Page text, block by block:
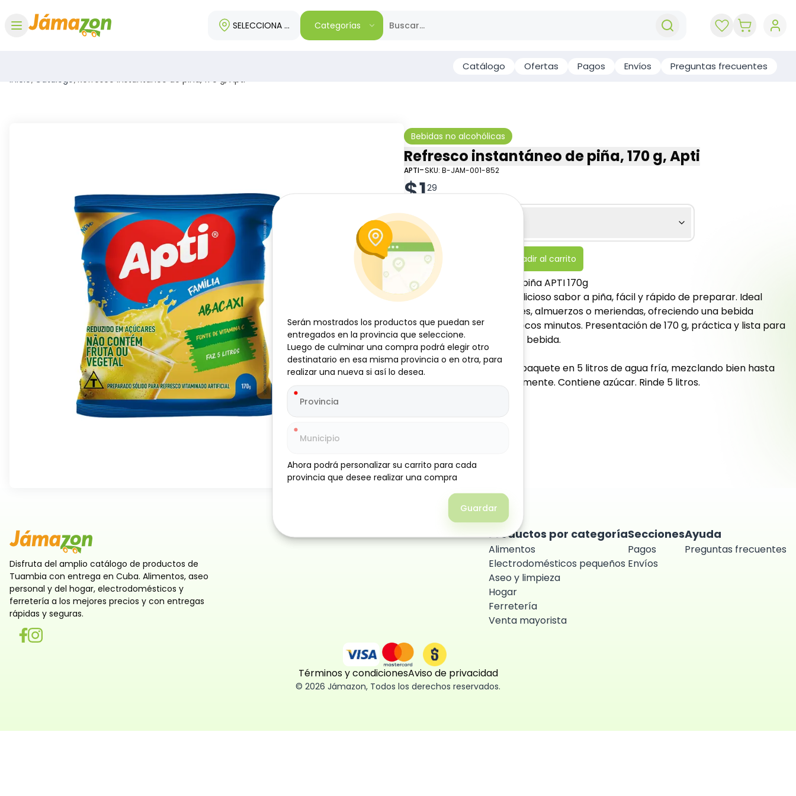
SELECCIONA TU REGIÓNCategorías
Catálogo Ofertas Pagos Envíos Preguntas frecuentes
Inicio/ Catálogo/ Refresco instantáneo de piña, 170 g, Apti
Bebidas no alcohólicas
Refresco instantáneo de piña, 170 g, Apti
APTI-SKU: B-JAM-001-852
$129
Especificaciones
Añadir al carrito
Refresco Instantáneo de piña APTI 170g
Refresco en polvo con delicioso sabor a piña, fácil y rápido de preparar. Ideal
para disfrutar en reuniones, almuerzos o meriendas, ofreciendo una bebida
refrescante y dulce en pocos minutos. Presentación de 170 g, práctica y lista para
preparar hasta 5 litros de bebida.
Modo de preparación:
Disolver el contenido del paquete en 5 litros de agua fría, mezclando bien hasta
que se disuelva completamente. Contiene azúcar. Rinde 5 litros.
Disfruta del amplio catálogo de productos de
Tuambia con entrega en Cuba. Alimentos, aseo
personal y del hogar, electrodomésticos y
ferretería a los mejores precios y con entregas
rápidas y seguras.
Productos por categoría
Alimentos
Electrodomésticos pequeños
Aseo y limpieza
Hogar
Ferretería
Venta mayorista
Secciones
Pagos
Envíos
Ayuda
Preguntas frecuentes
Términos y condicionesAviso de privacidad
© 2026 Jámazon, Todos los derechos reservados.
Serán mostrados los productos que puedan ser
entregados en la provincia que seleccione.
Luego de culminar una compra podrá elegir otro
destinatario en esa misma provincia o en otra, para
realizar una nueva si así lo desea.
Ahora podrá personalizar su carrito para cada
provincia que desee realizar una compra
Guardar
Serán mostrados los productos que puedan ser
entregados en la provincia que seleccione.
Luego de culminar una compra podrá elegir otro
destinatario en esa misma provincia o en otra, para
realizar una nueva si así lo desea.
Ahora podrá personalizar su carrito para cada
provincia que desee realizar una compra
Guardar